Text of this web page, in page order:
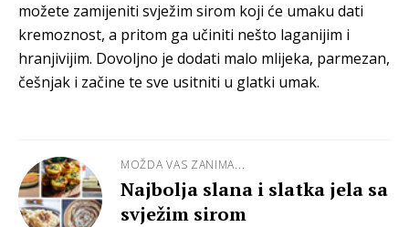
možete zamijeniti svježim sirom koji će umaku dati
kremoznost, a pritom ga učiniti nešto laganijim i
hranjivijim. Dovoljno je dodati malo mlijeka, parmezan,
češnjak i začine te sve usitniti u glatki umak.
MOŽDA VAS ZANIMA...
Najbolja slana i slatka jela sa
svježim sirom